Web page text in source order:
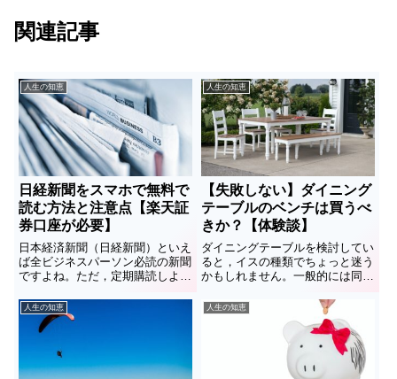
関連記事
人生の知恵
日経新聞をスマホで無料で
読む方法と注意点【楽天証
券口座が必要】
日本経済新聞（日経新聞）といえ
ば全ビジネスパーソン必読の新聞
ですよね。ただ，定期購読しよう
電子版でも4,277円/月なので，決
して安い金額ではありません。読
みたいけどコストはかけられない
人生の知恵
【失敗しない】ダイニング
テーブルのベンチは買うべ
きか？【体験談】
ダイニングテーブルを検討してい
ると，イスの種類でちょっと迷う
かもしれません。一般的には同じ
いますが，ベンチという選択肢も
あります。「なんとなくおしゃれ
だし興味はあるんだけど，買った
ら長く使うことになるし...」...
人生の知恵 人生の知恵